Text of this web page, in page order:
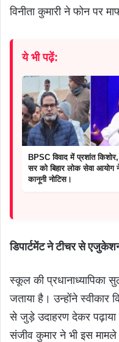
विनीता कुमारी ने फोन पर
ये भी पढ़ें:
BPSC विवाद में प्रशांत
सर को बिहार लोक सेवा आयोग
कानूनी नोटिस।
डिपार्टमेंट ने टीचर से
स्कूल की प्रधानाध्यापिका
जताया है। उन्होंने स्वीकार
से जुड़े उदाहरण देकर पढ़ाया
संजीव कुमार ने भी इस मामले